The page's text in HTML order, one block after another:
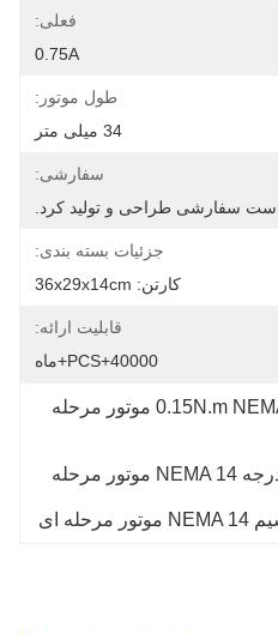
فعلی:
0.75A
طول موتور:
34 میلی متر
سفارشی:
سفارشی طراحی و تولید کرد.
جزئیات بسته بندی:
کارتن: 36x29x14cm
قابلیت ارائه:
40000+PCS+ماه
0.15N.m NEMA 14 موتور مرحله
1.8 درجه NEMA 14 موتور مرحله